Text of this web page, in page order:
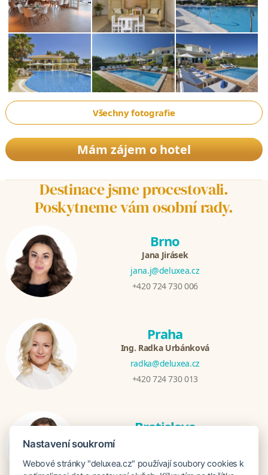
Všechny fotografie
Mám zájem o hotel
Destinace jsme procestovali.
Poskytneme vám osobní rady.
Brno
Jana Jirásek
jana.j@deluxea.cz
+420 724 730 006
Praha
Ing. Radka Urbánková
radka@deluxea.cz
+420 724 730 013
Bratislava
+421 948 759 074
Nastavení soukromí
Webové stránky "deluxea.cz" používají soubory cookies k